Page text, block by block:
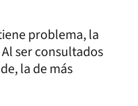
problema, la
ser consultados
la de más